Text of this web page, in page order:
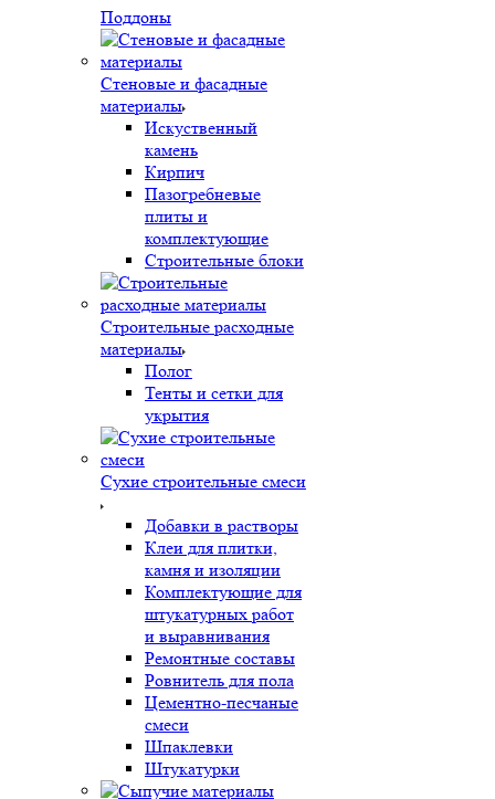
Поддоны
Стеновые и фасадные
материалы
Искуственный
камень
Кирпич
Пазогребневые
плиты и
комплектующие
Строительные блоки
Строительные расходные
материалы
Полог
Тенты и сетки для
укрытия
Сухие строительные смеси
Добавки в растворы
Клеи для плитки,
камня и изоляции
Комплектующие для
штукатурных работ
и выравнивания
Ремонтные составы
Ровнитель для пола
Цементно-песчаные
смеси
Шпаклевки
Штукатурки